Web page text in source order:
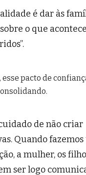
é dar às
o que
esse pacto de
de não criar
Quando
a mulher, os
ser logo